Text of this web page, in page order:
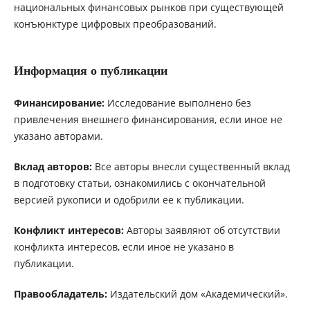
национальных финансовых рынков при существующей
конъюнктуре цифровых преобразований.
Информация о публикации
Финансирование:Исследование выполнено без
привлечения внешнего финансирования, если иное не
указано авторами.
Вклад авторов:Все авторы внесли существенный вклад
в подготовку статьи, ознакомились с окончательной
версией рукописи и одобрили ее к публикации.
Конфликт интересов:Авторы заявляют об отсутствии
конфликта интересов, если иное не указано в
публикации.
Правообладатель:Издательский дом «Академический».